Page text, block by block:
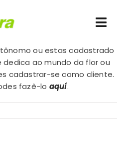
nos
comprar
ou estas cadastrado
ao mundo da flor ou
cadastrar-se como cliente.
fazê-lo aquí.